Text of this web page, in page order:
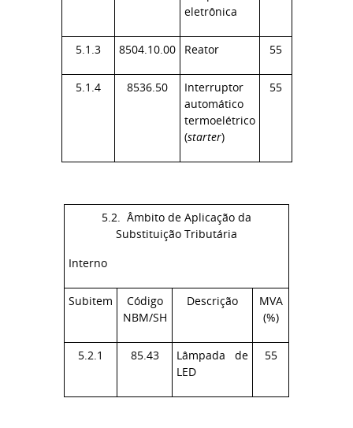
eletrônica
5.1.3 8504.10.00 Reator 55
5.1.4 8536.50
Interruptor
automático
termoelétrico
(starter)
55
5.2. Âmbito de Aplicação da
Substituição Tributária
Interno
Subitem
Código
NBM/SH
Descrição
MVA
(%)
5.2.1 85.43
Lâmpada de
LED
55